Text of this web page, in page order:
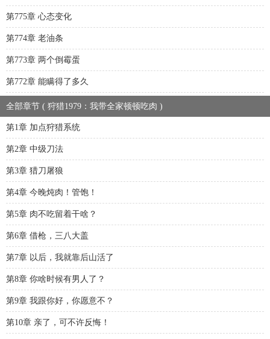
第775章 心态变化
第774章 老油条
第773章 两个倒霉蛋
第772章 能瞒得了多久
全部章节 ( 狩猎1979：我带全家顿顿吃肉 )
第1章 加点狩猎系统
第2章 中级刀法
第3章 猎刀屠狼
第4章 今晚炖肉！管饱！
第5章 肉不吃留着干啥？
第6章 借枪，三八大盖
第7章 以后，我就靠后山活了
第8章 你啥时候有男人了？
第9章 我跟你好，你愿意不？
第10章 亲了，可不许反悔！